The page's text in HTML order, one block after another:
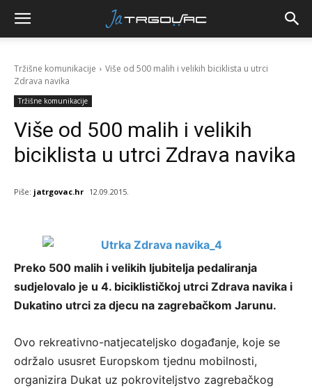
Tržišne komunikacije
Više od 500 malih i velikih biciklista u utrci
Zdrava navika
Tržišne komunikacije
Više od 500 malih i velikih
biciklista u utrci Zdrava navika
Piše: jatrgovac.hr 12.09.2015.
Preko 500 malih i velikih ljubitelja pedaliranja
sudjelovalo je u 4. biciklističkoj utrci Zdrava navika i
Dukatino utrci za djecu na zagrebačkom Jarunu.
Ovo rekreativno-natjecateljsko događanje, koje se
održalo ususret Europskom tjednu mobilnosti,
organizira Dukat uz pokroviteljstvo zagrebačkog